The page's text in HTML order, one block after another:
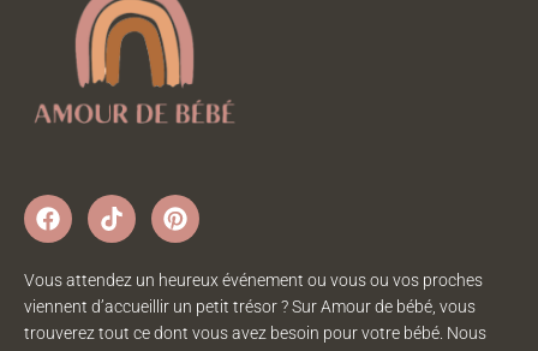
Vous attendez un heureux événement ou vous ou vos proches
viennent d’accueillir un petit trésor ? Sur Amour de bébé, vous
trouverez tout ce dont vous avez besoin pour votre bébé. Nous